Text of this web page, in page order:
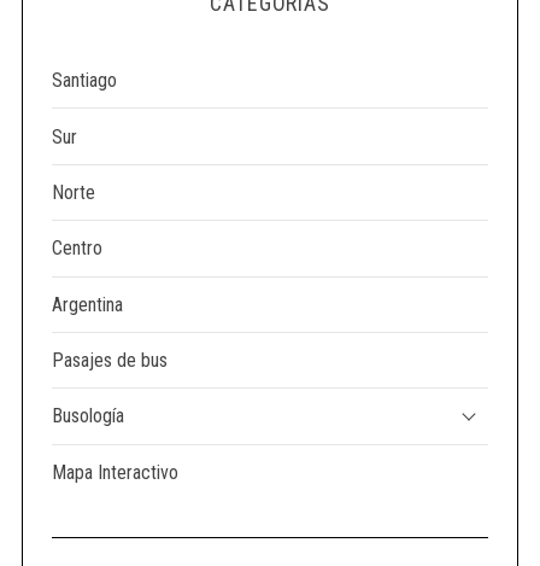
Santiago
Sur
Norte
Centro
Argentina
Pasajes de bus
Busología
Mapa Interactivo
c
h
o
: